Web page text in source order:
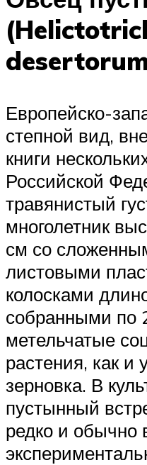
Европейско-
степной вид,
книги
Российской
травянистый
многолетник
см со
листовыми
колосками
собранными по
метельчатые
растения, как и
зерновка. В
пустынный
редко и обычно